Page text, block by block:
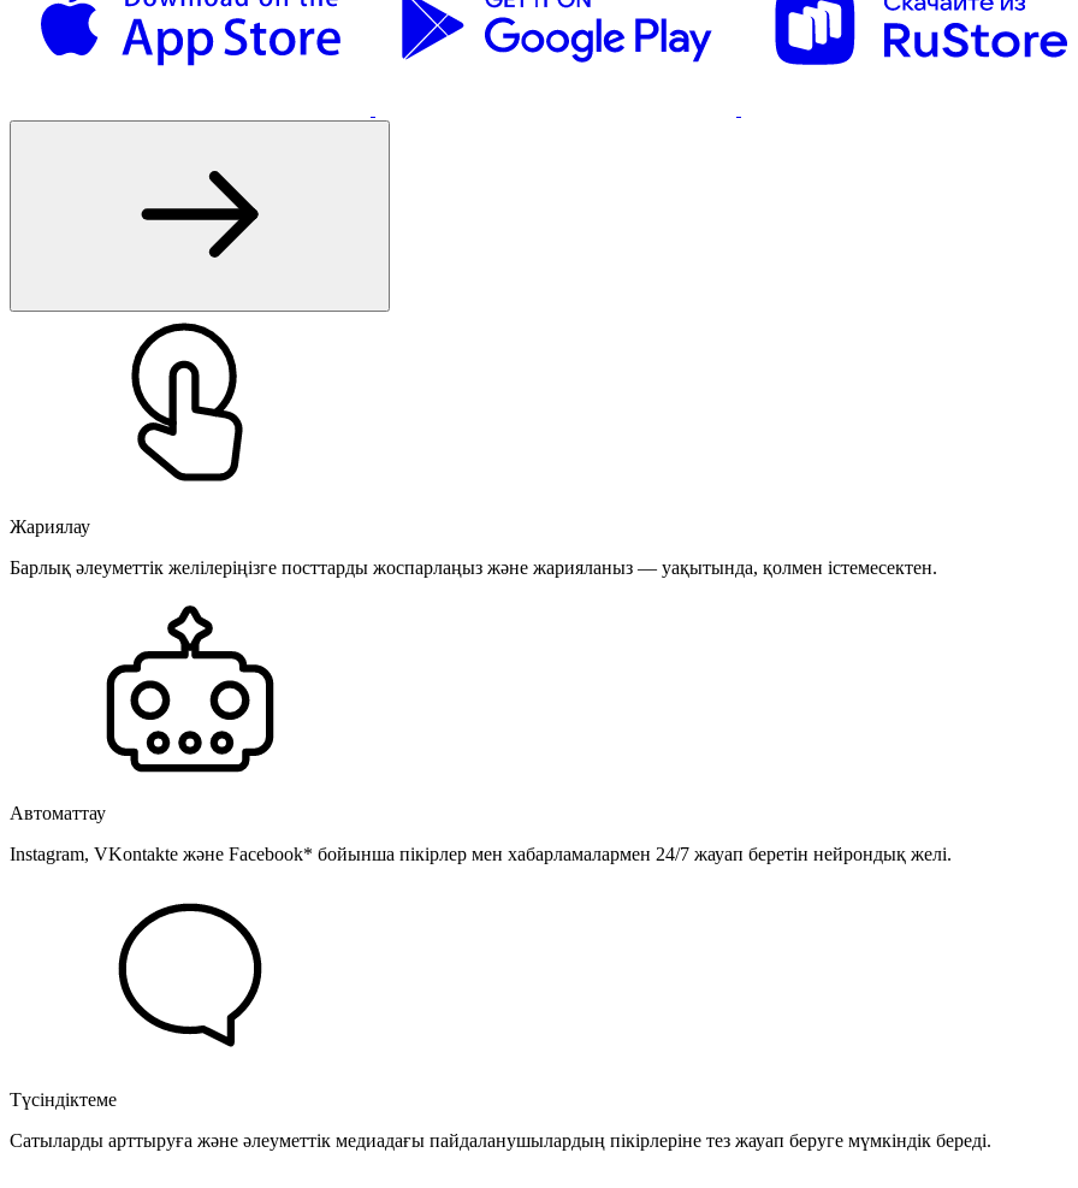
Жариялау
Барлық әлеуметтік желілеріңізге посттарды жоспарлаңыз және жарияланыз — уақытында, қолмен істемесектен.
Автоматтау
Instagram, VKontakte және Facebook* бойынша пікірлер мен хабарламалармен 24/7 жауап беретін нейрондық желі.
Түсіндіктеме
Сатыларды арттыруға және әлеуметтік медиадағы пайдаланушылардың пікірлеріне тез жауап беруге мүмкіндік береді.